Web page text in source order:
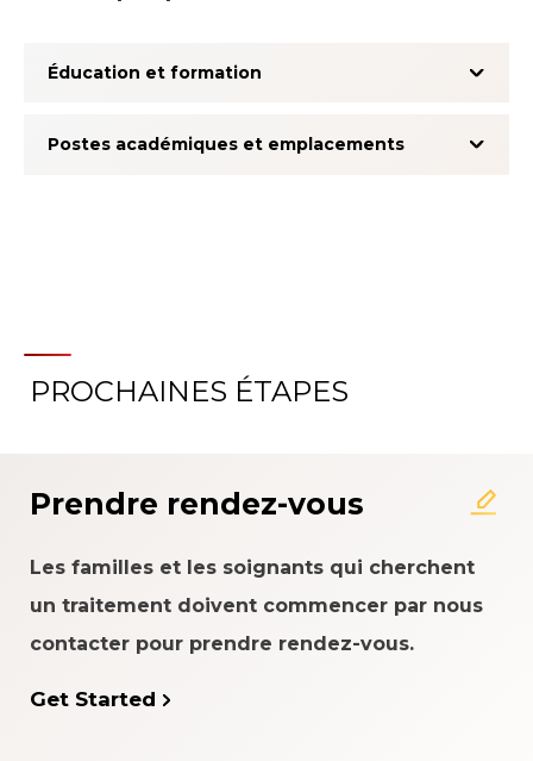
Éducation et formation
Postes académiques et emplacements
À propos du système
PROCHAINES ÉTAPES
Prendre rendez-vous
Les familles et les soignants qui cherchent
un traitement doivent commencer par nous
contacter pour prendre rendez-vous.
Get Started